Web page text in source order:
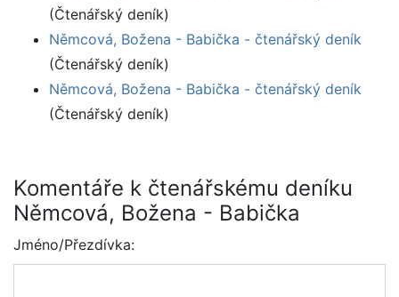
(Čtenářský deník)
Němcová, Božena - Babička - čtenářský deník
(Čtenářský deník)
Němcová, Božena - Babička - čtenářský deník
(Čtenářský deník)
Komentáře k čtenářskému deníku
Němcová, Božena - Babička
Jméno/Přezdívka: